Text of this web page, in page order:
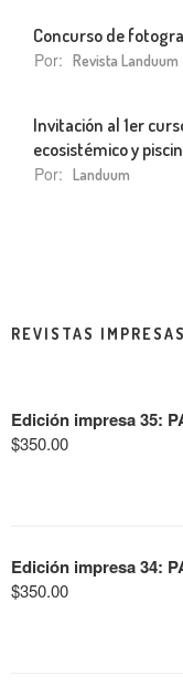
Concurso de
Por: Revista Landuum
Invitación al 1er
ecosistémico y
Por: Landuum
REVISTAS
Edición impresa 35:
$350.00
Edición impresa 34:
$350.00